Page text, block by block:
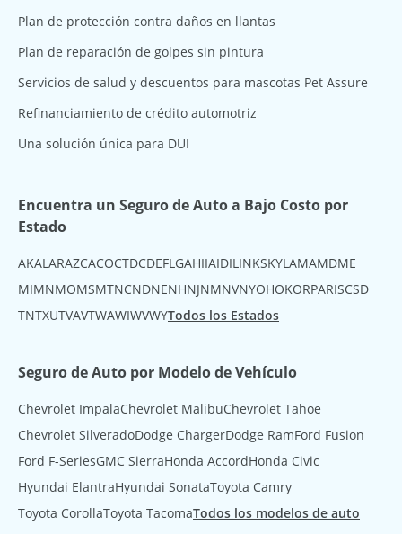
Plan de protección contra daños en llantas
Plan de reparación de golpes sin pintura
Servicios de salud y descuentos para mascotas Pet Assure
Refinanciamiento de crédito automotriz
Una solución única para DUI
Encuentra un Seguro de Auto a Bajo Costo por
Estado
AKALARAZCACOCTDCDEFLGAHIIAIDILINKSKYLAMAMDME
MIMNMOMSMTNCNDNENHNJNMNVNYOHOKORPARISCSD
TNTXUTVAVTWAWIWVWYTodos los Estados
Seguro de Auto por Modelo de Vehículo
Chevrolet ImpalaChevrolet MalibuChevrolet Tahoe
Chevrolet SilveradoDodge ChargerDodge RamFord Fusion
Ford F-SeriesGMC SierraHonda AccordHonda Civic
Hyundai ElantraHyundai SonataToyota Camry
Toyota CorollaToyota TacomaTodos los modelos de auto